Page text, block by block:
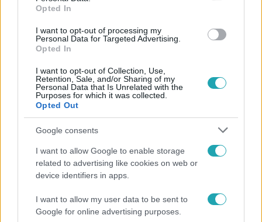
Opted In
I want to opt-out of processing my
Personal Data for Targeted Advertising.
Opted In
I want to opt-out of Collection, Use,
Retention, Sale, and/or Sharing of my
Personal Data that Is Unrelated with the
Purposes for which it was collected.
Opted Out
Google consents
I want to allow Google to enable storage
related to advertising like cookies on web or
device identifiers in apps.
I want to allow my user data to be sent to
Google for online advertising purposes.
Népszerű